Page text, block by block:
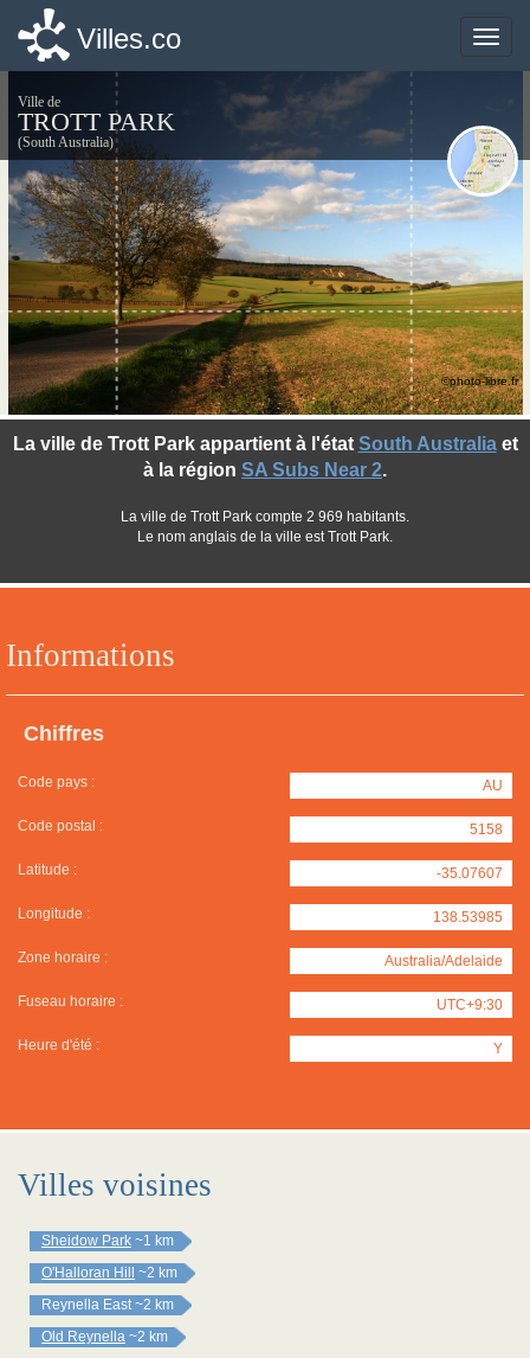
Toggle
Villes.co
Ville de
TROTT PARK
(South Australia)
Informations
Chiffres
Code pays : AU
Code postal : 5158
Latitude : -35.07607
Longitude : 138.53985
Zone horaire : Australia/Adelaide
Fuseau horaire : UTC+9:30
Heure d'été : Y
La ville de Trott Park appartient à l'état South Australiaet
à la région SA Subs Near 2.
La ville de Trott Park compte 2 969 habitants.
Le nom anglais de la ville est Trott Park.
©photo-libre.fr
Villes voisines
Sheidow Park ~1 km
O'Halloran Hill
~2 km
Reynella East ~2 km
Old Reynella ~2 km
Toggle
Villes.co